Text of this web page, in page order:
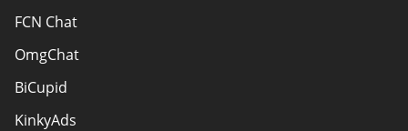
FCN Chat
OmgChat
BiCupid
KinkyAds